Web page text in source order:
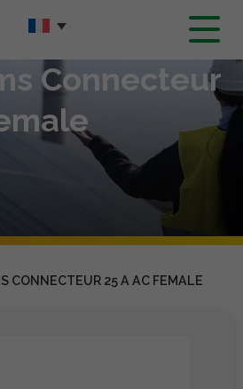
Connecteur
CONNECTEUR 25 A AC FEMALE